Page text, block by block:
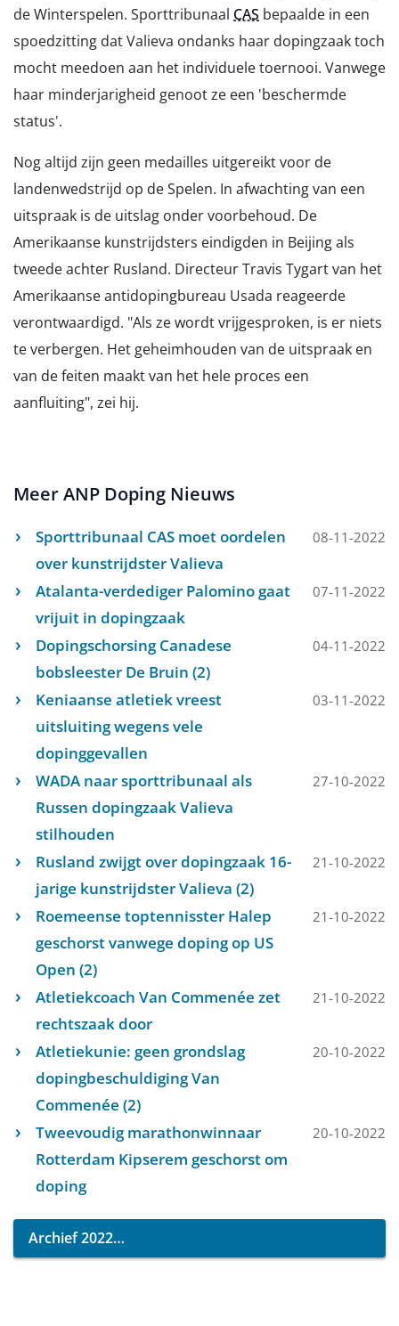
de Winterspelen. Sporttribunaal CAS bepaalde in een
spoedzitting dat Valieva ondanks haar dopingzaak toch
mocht meedoen aan het individuele toernooi. Vanwege
haar minderjarigheid genoot ze een 'beschermde
status'.
Nog altijd zijn geen medailles uitgereikt voor de
landenwedstrijd op de Spelen. In afwachting van een
uitspraak is de uitslag onder voorbehoud. De
Amerikaanse kunstrijdsters eindigden in Beijing als
tweede achter Rusland. Directeur Travis Tygart van het
Amerikaanse antidopingbureau Usada reageerde
verontwaardigd. "Als ze wordt vrijgesproken, is er niets
te verbergen. Het geheimhouden van de uitspraak en
van de feiten maakt van het hele proces een
aanfluiting", zei hij.
Meer ANP Doping Nieuws
Sporttribunaal CAS moet oordelen
over kunstrijdster Valieva
08-11-2022
Atalanta-verdediger Palomino gaat
vrijuit in dopingzaak
07-11-2022
Dopingschorsing Canadese
bobsleester De Bruin (2)
04-11-2022
Keniaanse atletiek vreest
uitsluiting wegens vele
dopinggevallen
03-11-2022
WADA naar sporttribunaal als
Russen dopingzaak Valieva
stilhouden
27-10-2022
Rusland zwijgt over dopingzaak 16-
jarige kunstrijdster Valieva (2)
21-10-2022
Roemeense toptennisster Halep
geschorst vanwege doping op US
Open (2)
21-10-2022
Atletiekcoach Van Commenée zet
rechtszaak door
21-10-2022
Atletiekunie: geen grondslag
dopingbeschuldiging Van
Commenée (2)
20-10-2022
Tweevoudig marathonwinnaar
Rotterdam Kipserem geschorst om
doping
20-10-2022
Archief 2022